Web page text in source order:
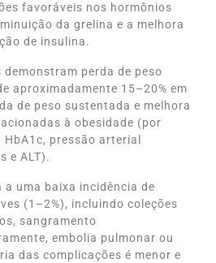
favoráveis ​​nos hormônios
da grelina e a melhora
de insulina.
perda de peso
aproximadamente 15–20% em
de peso sustentada e melhora
à obesidade (por
pressão arterial
e ALT).
a uma baixa incidência de
(1–2%), incluindo coleções
sangramento
embolia pulmonar ou
das complicações é menor e